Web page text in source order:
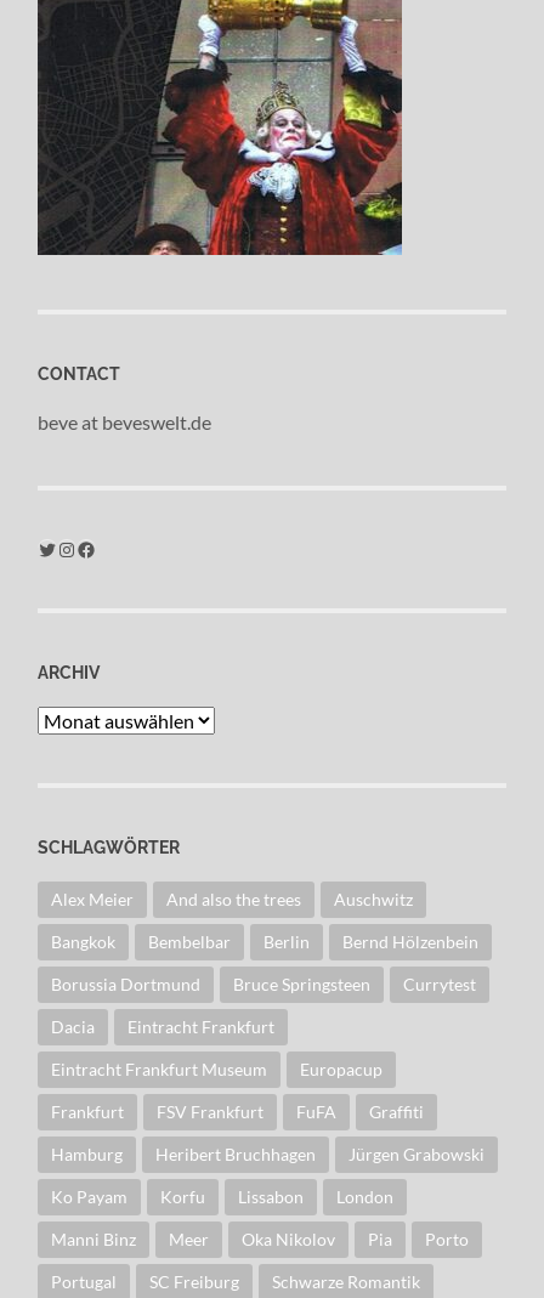
CONTACT
beve at beveswelt.de
Twitter Instagram Facebook
ARCHIV
Archiv
SCHLAGWÖRTER
Alex Meier And also the trees Auschwitz
Bangkok Bembelbar Berlin Bernd Hölzenbein
Borussia Dortmund Bruce Springsteen Currytest
Dacia Eintracht Frankfurt
Eintracht Frankfurt Museum Europacup
Frankfurt FSV Frankfurt FuFA Graffiti
Hamburg Heribert Bruchhagen Jürgen Grabowski
Ko Payam Korfu Lissabon London
Manni Binz Meer Oka Nikolov Pia Porto
Portugal SC Freiburg Schwarze Romantik